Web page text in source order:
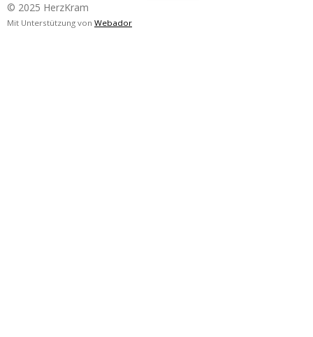
© 2025 HerzKram
Mit Unterstützung von Webador